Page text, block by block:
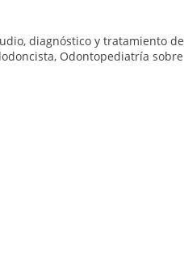
diagnóstico y tratamiento de
Odontopediatría sobre